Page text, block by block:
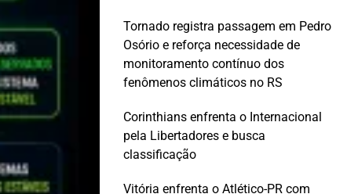
Tornado registra passagem em Pedro
Osório e reforça necessidade de
monitoramento contínuo dos
fenômenos climáticos no RS
Corinthians enfrenta o Internacional
pela Libertadores e busca
classificação
Vitória enfrenta o Atlético-PR com